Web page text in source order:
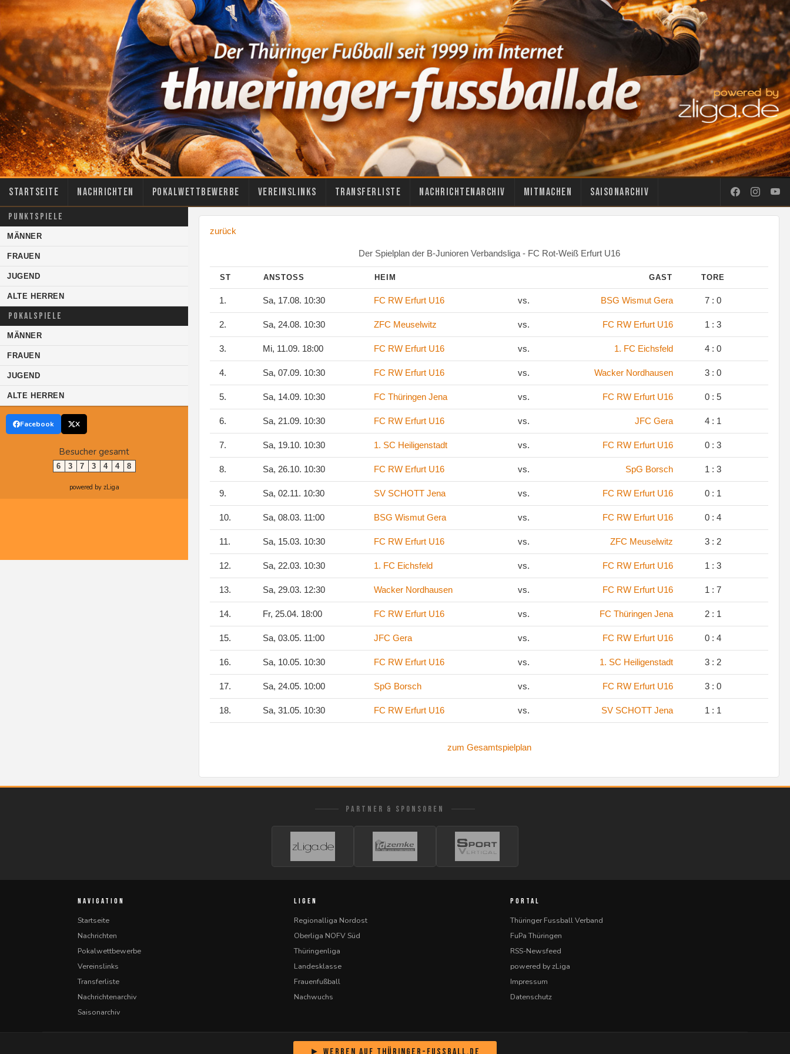
Startseite Nachrichten Pokalwettbewerbe Vereinslinks Transferliste Nachrichtenarchiv Mitmachen Saisonarchiv
PUNKTSPIELE
MÄNNER
FRAUEN
JUGEND
ALTE HERREN
POKALSPIELE
MÄNNER
FRAUEN
JUGEND
ALTE HERREN
Facebook X
Besucher gesamt
6 3 7 3 4 4 8
powered by zLiga
zurück
Der Spielplan der B-Junioren Verbandsliga - FC Rot-Weiß Erfurt U16
ST ANSTOSS HEIM GAST TORE
1. Sa, 17.08. 10:30 FC RW Erfurt U16 vs. BSG Wismut Gera 7 : 0
2. Sa, 24.08. 10:30 ZFC Meuselwitz vs. FC RW Erfurt U16 1 : 3
3. Mi, 11.09. 18:00 FC RW Erfurt U16 vs. 1. FC Eichsfeld 4 : 0
4. Sa, 07.09. 10:30 FC RW Erfurt U16 vs. Wacker Nordhausen 3 : 0
5. Sa, 14.09. 10:30 FC Thüringen Jena vs. FC RW Erfurt U16 0 : 5
6. Sa, 21.09. 10:30 FC RW Erfurt U16 vs. JFC Gera 4 : 1
7. Sa, 19.10. 10:30 1. SC Heiligenstadt vs. FC RW Erfurt U16 0 : 3
8. Sa, 26.10. 10:30 FC RW Erfurt U16 vs. SpG Borsch 1 : 3
9. Sa, 02.11. 10:30 SV SCHOTT Jena vs. FC RW Erfurt U16 0 : 1
10. Sa, 08.03. 11:00 BSG Wismut Gera vs. FC RW Erfurt U16 0 : 4
11. Sa, 15.03. 10:30 FC RW Erfurt U16 vs. ZFC Meuselwitz 3 : 2
12. Sa, 22.03. 10:30 1. FC Eichsfeld vs. FC RW Erfurt U16 1 : 3
13. Sa, 29.03. 12:30 Wacker Nordhausen vs. FC RW Erfurt U16 1 : 7
14. Fr, 25.04. 18:00 FC RW Erfurt U16 vs. FC Thüringen Jena 2 : 1
15. Sa, 03.05. 11:00 JFC Gera vs. FC RW Erfurt U16 0 : 4
16. Sa, 10.05. 10:30 FC RW Erfurt U16 vs. 1. SC Heiligenstadt 3 : 2
17. Sa, 24.05. 10:00 SpG Borsch vs. FC RW Erfurt U16 3 : 0
18. Sa, 31.05. 10:30 FC RW Erfurt U16 vs. SV SCHOTT Jena 1 : 1
zum Gesamtspielplan
PARTNER & SPONSOREN
NAVIGATION
Startseite
Nachrichten
Pokalwettbewerbe
Vereinslinks
Transferliste
Nachrichtenarchiv
Saisonarchiv
LIGEN
Regionalliga Nordost
Oberliga NOFV Süd
Thüringenliga
Landesklasse
Frauenfußball
Nachwuchs
PORTAL
Thüringer Fussball Verband
FuPa Thüringen
RSS-Newsfeed
powered by zLiga
Impressum
Datenschutz